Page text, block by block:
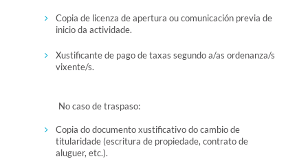
Copia de licenza de apertura ou comunicación previa de
inicio da actividade.
Xustificante de pago de taxas segundo a/as ordenanza/s
vixente/s.
No caso de traspaso:
Copia do documento xustificativo do cambio de
titularidade (escritura de propiedade, contrato de
aluguer, etc.).